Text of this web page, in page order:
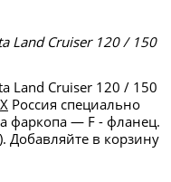
Land Cruiser 120 / 150
Land Cruiser 120 / 150
Россия специально
фаркопа — F - фланец.
Добавляйте в корзину